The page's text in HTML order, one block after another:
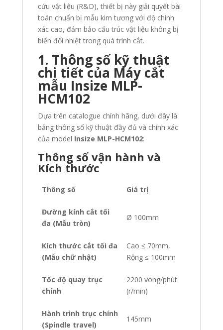
cứu vật liệu (R&D), thiết bị này giải quyết bài
toán chuẩn bị mẫu kim tương với độ chính
xác cao, đảm bảo cấu trúc vật liệu không bị
biến đổi nhiệt trong quá trình cắt.
1. Thông số kỹ thuật
chi tiết của Máy cắt
mẫu Insize MLP-
HCM102
Dựa trên catalogue chính hãng, dưới đây là
bảng thông số kỹ thuật đầy đủ và chính xác
của model Insize MLP-HCM102:
Thông số vận hành và
Kích thước
Thông số Giá trị
Đường kính cắt tối
đa (Mẫu tròn)
Ø 100mm
Kích thước cắt tối đa
(Mẫu chữ nhật)
Cao ≤ 70mm,
Rộng ≤ 100mm
Tốc độ quay trục
chính
2200 vòng/phút
(r/min)
Hành trình trục chính
(Spindle travel)
145mm